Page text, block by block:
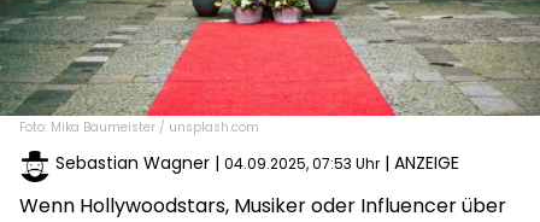
Foto: Mika Baumeister / unsplash.com
Sebastian Wagner | 04.09.2025, 07:53 Uhr | ANZEIGE
Wenn Hollywoodstars, Musiker oder Influencer über